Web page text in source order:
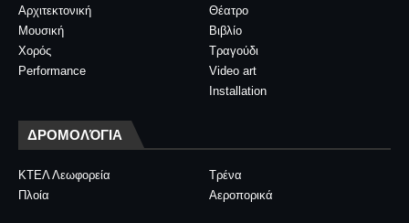
Θέατρο
Αρχιτεκτονική
Βιβλίο
Μουσική
Τραγούδι
Χορός
Video art
Performance
Installation
ΔΡΟΜΟΛΌΓΙΑ
ΚΤΕΛ Λεωφορεία
Τρένα
Πλοία
Αεροπορικά